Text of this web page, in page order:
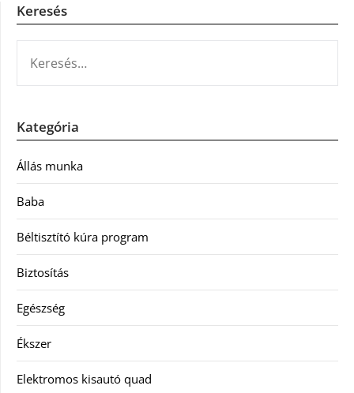
Keresés
Kategória
Állás munka
Baba
Béltisztító kúra program
Biztosítás
Egészség
Ékszer
Elektromos kisautó quad